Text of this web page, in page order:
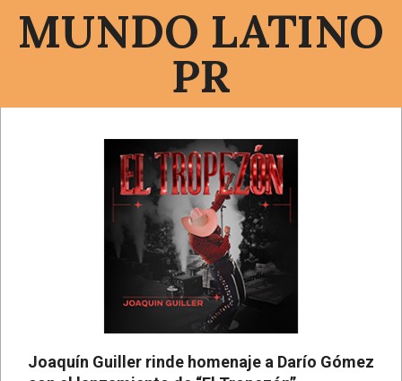
MUNDO LATINO
PR
Joaquín Guiller rinde homenaje a Darío Gómez